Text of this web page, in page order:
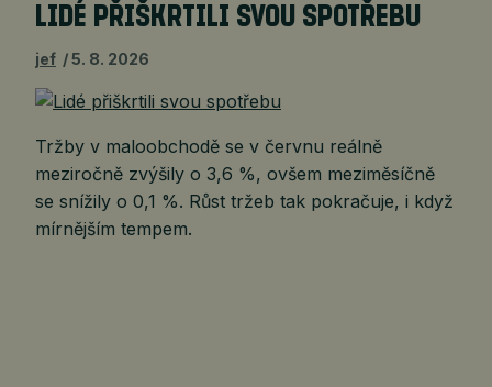
LIDÉ PŘIŠKRTILI SVOU SPOTŘEBU
jef 5. 8. 2026
Tržby v maloobchodě se v červnu reálně
meziročně zvýšily o 3,6 %, ovšem meziměsíčně
se snížily o 0,1 %. Růst tržeb tak pokračuje, i když
mírnějším tempem.